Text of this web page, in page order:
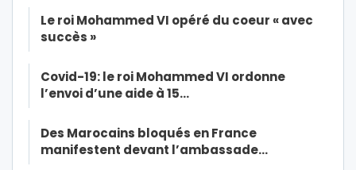
Le roi Mohammed VI opéré du coeur « avec
succès »
Covid-19: le roi Mohammed VI ordonne
l’envoi d’une aide à 15…
Des Marocains bloqués en France
manifestent devant l’ambassade…